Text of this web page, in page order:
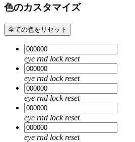
色のカスタマイズ
全ての色をリセット
eye rnd lock reset
eye rnd lock reset
eye rnd lock reset
eye rnd lock reset
eye rnd lock reset